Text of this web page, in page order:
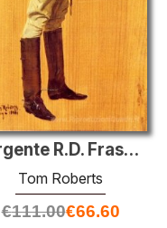
Sergente R.D. Fraser, Mounted Rifles
Tom Roberts
€111.00€66.60